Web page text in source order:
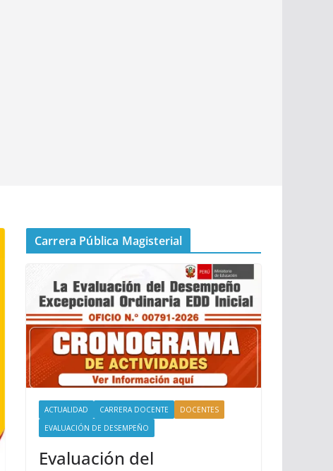
Carrera Pública Magisterial
ACTUALIDAD CARRERA DOCENTE
DOCENTES
EVALUACIÓN DE DESEMPEÑO
Evaluación del